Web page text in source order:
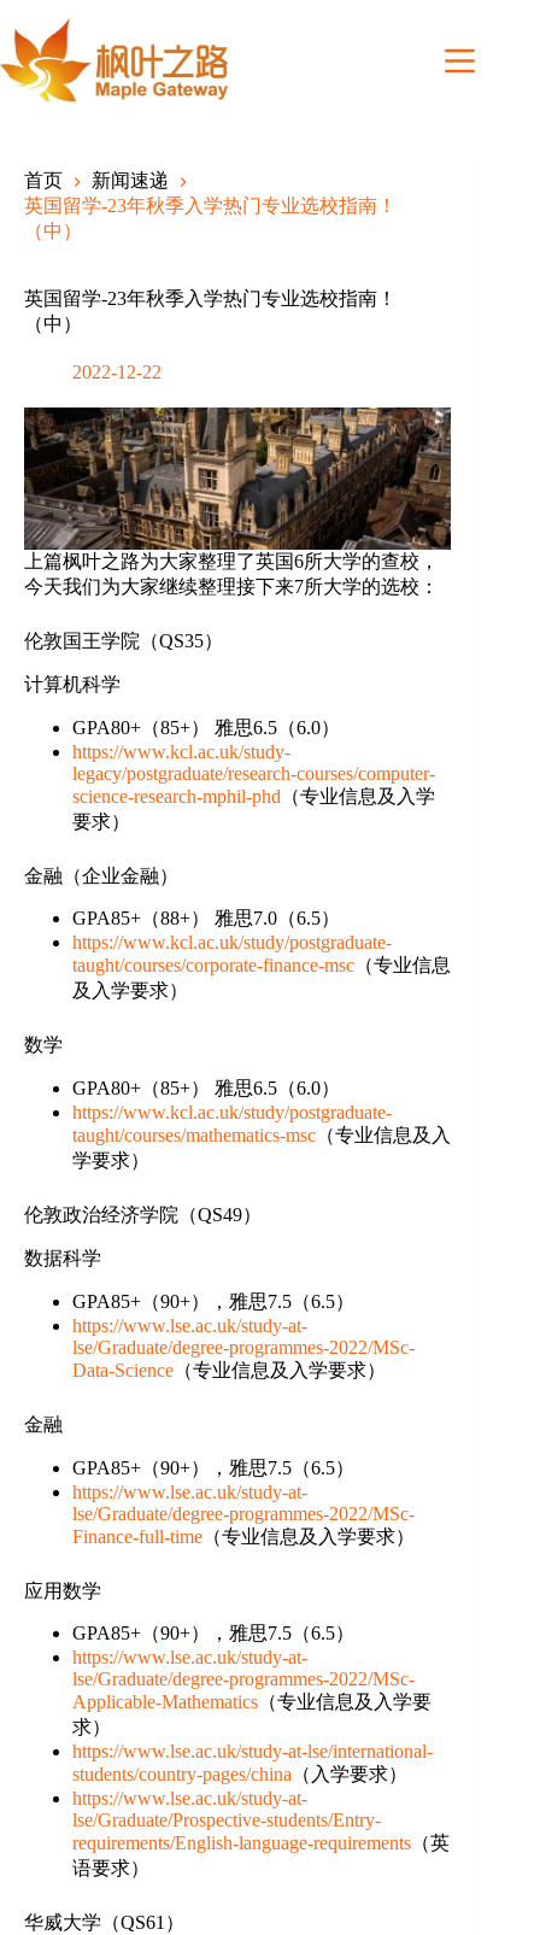
content
首页
新闻速递
英国留学-23年秋季入学热门专业选校指南！
（中）
英国留学-23年秋季入学热门专业选校指南！
（中）
2022-12-22
上篇枫叶之路为大家整理了英国6所大学的查校，
今天我们为大家继续整理接下来7所大学的选校：
伦敦国王学院（QS35）
计算机科学
GPA80+（85+） 雅思6.5（6.0）
https://www.kcl.ac.uk/study-
legacy/postgraduate/research-courses/computer-
science-research-mphil-phd （专业信息及入学
要求）
金融（企业金融）
GPA85+（88+） 雅思7.0（6.5）
https://www.kcl.ac.uk/study/postgraduate-
taught/courses/corporate-finance-msc （专业信息
及入学要求）
数学
GPA80+（85+） 雅思6.5（6.0）
https://www.kcl.ac.uk/study/postgraduate-
taught/courses/mathematics-msc （专业信息及入
学要求）
伦敦政治经济学院（QS49）
数据科学
GPA85+（90+），雅思7.5（6.5）
https://www.lse.ac.uk/study-at-
lse/Graduate/degree-programmes-2022/MSc-
Data-Science （专业信息及入学要求）
金融
GPA85+（90+），雅思7.5（6.5）
https://www.lse.ac.uk/study-at-
lse/Graduate/degree-programmes-2022/MSc-
Finance-full-time （专业信息及入学要求）
应用数学
GPA85+（90+），雅思7.5（6.5）
https://www.lse.ac.uk/study-at-
lse/Graduate/degree-programmes-2022/MSc-
Applicable-Mathematics （专业信息及入学要
求）
https://www.lse.ac.uk/study-at-lse/international-
students/country-pages/china （入学要求）
https://www.lse.ac.uk/study-at-
lse/Graduate/Prospective-students/Entry-
requirements/English-language-requirements （英
语要求）
华威大学（QS61）